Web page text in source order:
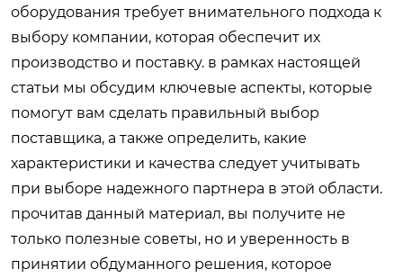
оборудования требует внимательного подхода к
выбору компании, которая обеспечит их
производство и поставку. в рамках настоящей
статьи мы обсудим ключевые аспекты, которые
помогут вам сделать правильный выбор
поставщика, а также определить, какие
характеристики и качества следует учитывать
при выборе надежного партнера в этой области.
прочитав данный материал, вы получите не
только полезные советы, но и уверенность в
принятии обдуманного решения, которое